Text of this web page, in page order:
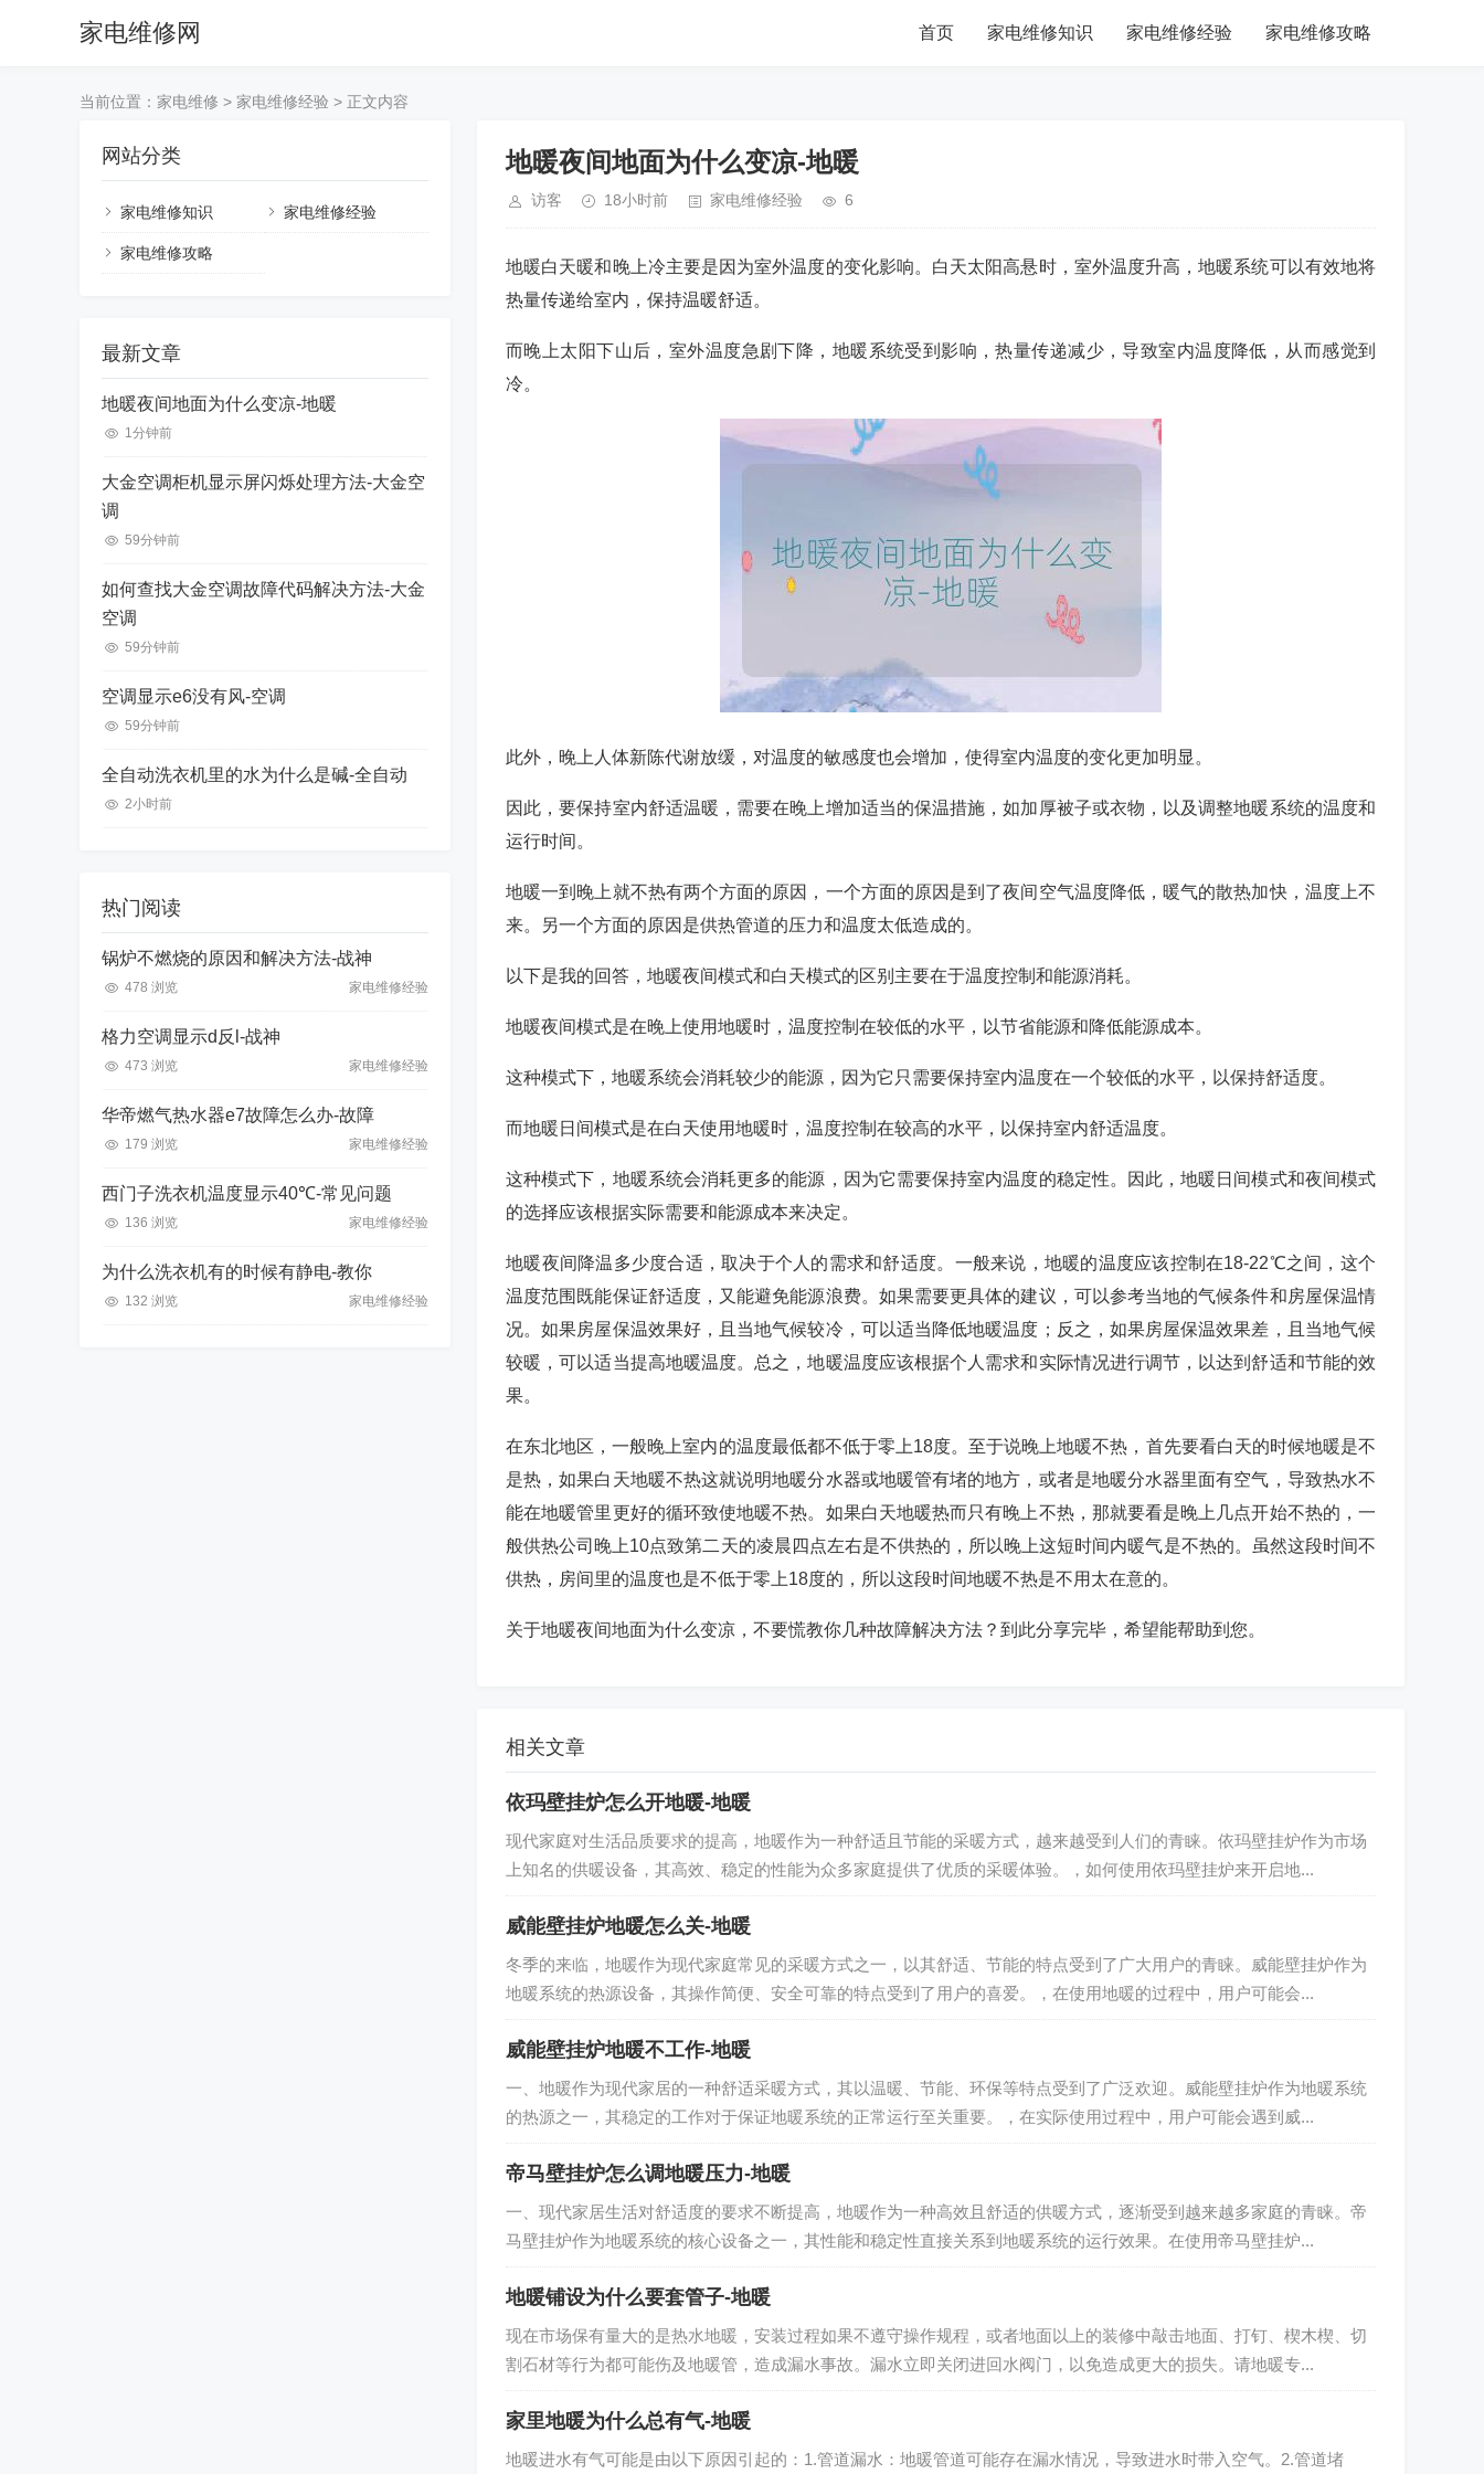
家电维修网 首页 家电维修知识 家电维修经验 家电维修攻略
当前位置： 家电维修 > 家电维修经验 > 正文内容
地暖夜间地面为什么变凉-地暖
访客 18小时前 家电维修经验 6
地暖白天暖和晚上冷主要是因为室外温度的变化影响。白天太阳高悬时，室外温度升高，地暖系统可以有效地将
热量传递给室内，保持温暖舒适。
而晚上太阳下山后，室外温度急剧下降，地暖系统受到影响，热量传递减少，导致室内温度降低，从而感觉到
冷。
此外，晚上人体新陈代谢放缓，对温度的敏感度也会增加，使得室内温度的变化更加明显。
因此，要保持室内舒适温暖，需要在晚上增加适当的保温措施，如加厚被子或衣物，以及调整地暖系统的温度和
运行时间。
地暖一到晚上就不热有两个方面的原因，一个方面的原因是到了夜间空气温度降低，暖气的散热加快，温度上不
来。另一个方面的原因是供热管道的压力和温度太低造成的。
以下是我的回答，地暖夜间模式和白天模式的区别主要在于温度控制和能源消耗。
地暖夜间模式是在晚上使用地暖时，温度控制在较低的水平，以节省能源和降低能源成本。
这种模式下，地暖系统会消耗较少的能源，因为它只需要保持室内温度在一个较低的水平，以保持舒适度。
而地暖日间模式是在白天使用地暖时，温度控制在较高的水平，以保持室内舒适温度。
这种模式下，地暖系统会消耗更多的能源，因为它需要保持室内温度的稳定性。因此，地暖日间模式和夜间模式
的选择应该根据实际需要和能源成本来决定。
地暖夜间降温多少度合适，取决于个人的需求和舒适度。一般来说，地暖的温度应该控制在18-22℃之间，这个
温度范围既能保证舒适度，又能避免能源浪费。如果需要更具体的建议，可以参考当地的气候条件和房屋保温情
况。如果房屋保温效果好，且当地气候较冷，可以适当降低地暖温度；反之，如果房屋保温效果差，且当地气候
较暖，可以适当提高地暖温度。总之，地暖温度应该根据个人需求和实际情况进行调节，以达到舒适和节能的效
果。
在东北地区，一般晚上室内的温度最低都不低于零上18度。至于说晚上地暖不热，首先要看白天的时候地暖是不
是热，如果白天地暖不热这就说明地暖分水器或地暖管有堵的地方，或者是地暖分水器里面有空气，导致热水不
能在地暖管里更好的循环致使地暖不热。如果白天地暖热而只有晚上不热，那就要看是晚上几点开始不热的，一
般供热公司晚上10点致第二天的凌晨四点左右是不供热的，所以晚上这短时间内暖气是不热的。虽然这段时间不
供热，房间里的温度也是不低于零上18度的，所以这段时间地暖不热是不用太在意的。
关于地暖夜间地面为什么变凉，不要慌教你几种故障解决方法？到此分享完毕，希望能帮助到您。
相关文章
依玛壁挂炉怎么开地暖-地暖
现代家庭对生活品质要求的提高，地暖作为一种舒适且节能的采暖方式，越来越受到人们的青睐。依玛壁挂炉作为市场
上知名的供暖设备，其高效、稳定的性能为众多家庭提供了优质的采暖体验。，如何使用依玛壁挂炉来开启地...
威能壁挂炉地暖怎么关-地暖
冬季的来临，地暖作为现代家庭常见的采暖方式之一，以其舒适、节能的特点受到了广大用户的青睐。威能壁挂炉作为
地暖系统的热源设备，其操作简便、安全可靠的特点受到了用户的喜爱。，在使用地暖的过程中，用户可能会...
威能壁挂炉地暖不工作-地暖
一、地暖作为现代家居的一种舒适采暖方式，其以温暖、节能、环保等特点受到了广泛欢迎。威能壁挂炉作为地暖系统
的热源之一，其稳定的工作对于保证地暖系统的正常运行至关重要。，在实际使用过程中，用户可能会遇到威...
帝马壁挂炉怎么调地暖压力-地暖
一、现代家居生活对舒适度的要求不断提高，地暖作为一种高效且舒适的供暖方式，逐渐受到越来越多家庭的青睐。帝
马壁挂炉作为地暖系统的核心设备之一，其性能和稳定性直接关系到地暖系统的运行效果。在使用帝马壁挂炉...
地暖铺设为什么要套管子-地暖
现在市场保有量大的是热水地暖，安装过程如果不遵守操作规程，或者地面以上的装修中敲击地面、打钉、楔木楔、切
割石材等行为都可能伤及地暖管，造成漏水事故。漏水立即关闭进回水阀门，以免造成更大的损失。请地暖专...
家里地暖为什么总有气-地暖
地暖进水有气可能是由以下原因引起的：1.管道漏水：地暖管道可能存在漏水情况，导致进水时带入空气。2.管道堵
网站分类
家电维修知识 家电维修经验
家电维修攻略
最新文章
地暖夜间地面为什么变凉-地暖
1分钟前
大金空调柜机显示屏闪烁处理方法-大金空
调
59分钟前
如何查找大金空调故障代码解决方法-大金
空调
59分钟前
空调显示e6没有风-空调
59分钟前
全自动洗衣机里的水为什么是碱-全自动
2小时前
热门阅读
锅炉不燃烧的原因和解决方法-战神
478 浏览 家电维修经验
格力空调显示d反l-战神
473 浏览 家电维修经验
华帝燃气热水器e7故障怎么办-故障
179 浏览 家电维修经验
西门子洗衣机温度显示40℃-常见问题
136 浏览 家电维修经验
为什么洗衣机有的时候有静电-教你
132 浏览 家电维修经验